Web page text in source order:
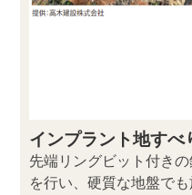
インプラント地すべ
先端リングビット付き
を行い、硬質な地盤で